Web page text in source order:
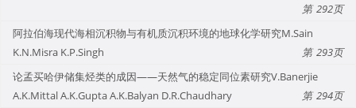
292
阿拉伯海现代海相沉积物与有机质沉积环境的地球化学研究M.Sain
K.N.Misra K.P.Singh
293
论孟买哈伊储集烃类的成因——天然气的稳定同位素研究V.Banerjie
A.K.Mittal A.K.Gupta A.K.Balyan D.R.Chaudhary
294